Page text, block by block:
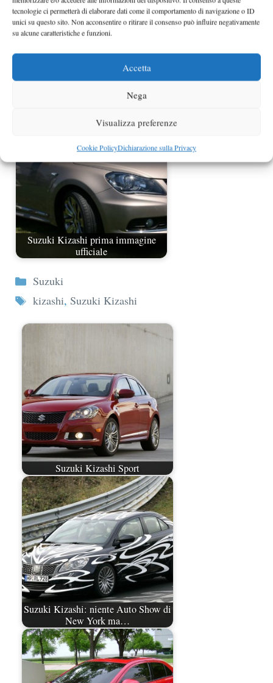
tecnologie ci permetterà di elaborare dati come il comportamento di navigazione o ID
unici su questo sito. Non acconsentire o ritirare il consenso può influire negativamente
su alcune caratteristiche e funzioni.
Accetta
Nega
Visualizza preferenze
Cookie PolicyDichiarazione sulla Privacy
Suzuki Kizashi a Ginevra 2010
Suzuki Kizashi prima immagine
ufficiale
Categorie
Suzuki
Tag
kizashi, Suzuki Kizashi
Suzuki Kizashi Sport
Suzuki Kizashi: niente Auto Show di
New York ma…